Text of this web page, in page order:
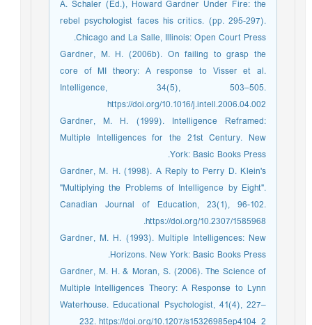
A. Schaler (Ed.), Howard Gardner Under Fire: the
rebel psychologist faces his critics. (pp. 295-297).
Chicago and La Salle, Illinois: Open Court Press.
Gardner, M. H. (2006b). On failing to grasp the
core of MI theory: A response to Visser et al.
Intelligence, 34(5), 503–505.
https://doi.org/10.1016/j.intell.2006.04.002
Gardner, M. H. (1999). Intelligence Reframed:
Multiple Intelligences for the 21st Century. New
York: Basic Books Press.
Gardner, M. H. (1998). A Reply to Perry D. Klein's
"Multiplying the Problems of Intelligence by Eight".
Canadian Journal of Education, 23(1), 96-102.
https://doi.org/10.2307/1585968.
Gardner, M. H. (1993). Multiple Intelligences: New
Horizons. New York: Basic Books Press.
Gardner, M. H. & Moran, S. (2006). The Science of
Multiple Intelligences Theory: A Response to Lynn
Waterhouse. Educational Psychologist, 41(4), 227–